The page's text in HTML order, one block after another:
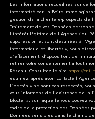
Les informations recueillies sur ce
informatisé par La Boite Immo
gestion de la clientèle/prospects de
Traitement de vos Données
l'intérêt légitime de l'Agence / du
suppression et sont destinées à
informatique et libertés », vous
d’effacement, d’opposition, de
retirer votre consentement à tout
Réseau. Consultez le site https://
estimez, après avoir contacté
Libertés » ne sont pas respectés,
vous informons de l’existence de la
Bloctel », sur laquelle vous pouvez
cadre de la protection des Données
Données sensibles dans le champ